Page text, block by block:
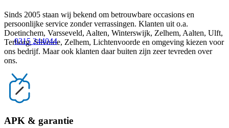
0315 244044
Sinds 2005 staan wij bekend om betrouwbare occasions en
persoonlijke service zonder verrassingen. Klanten uit o.a.
Doetinchem, Varsseveld, Aalten, Winterswijk, Zelhem, Aalten, Ulft,
Terborg, Silvolde, Zelhem, Lichtenvoorde en omgeving kiezen voor
ons bedrijf. Maar ook klanten daar buiten zijn zeer tevreden over
ons.
APK & garantie